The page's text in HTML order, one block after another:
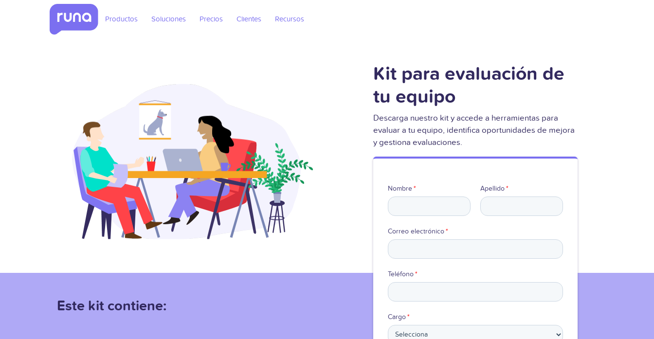
Productos Soluciones Precios Clientes Recursos
Kit para evaluación de
tu equipo
Descarga nuestro kit y accede a herramientas para
evaluar a tu equipo, identifica oportunidades de mejora
y gestiona evaluaciones.
Nombre* Apellido*
Correo electrónico*
Teléfono*
Cargo*
Este kit contiene: